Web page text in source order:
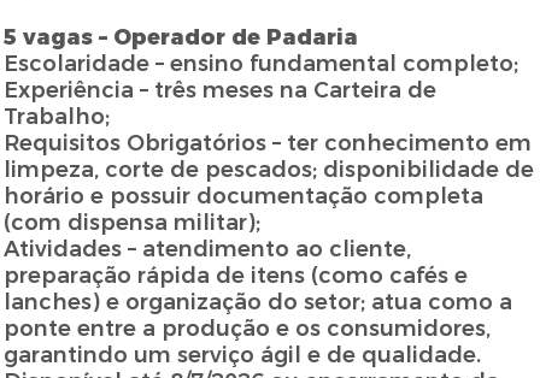
5 vagas – Operador de Padaria
Escolaridade – ensino fundamental completo;
Experiência – três meses na Carteira de
Trabalho;
Requisitos Obrigatórios – ter conhecimento em
limpeza, corte de pescados; disponibilidade de
horário e possuir documentação completa
(com dispensa militar);
Atividades – atendimento ao cliente,
preparação rápida de itens (como cafés e
lanches) e organização do setor; atua como a
ponte entre a produção e os consumidores,
garantindo um serviço ágil e de qualidade.